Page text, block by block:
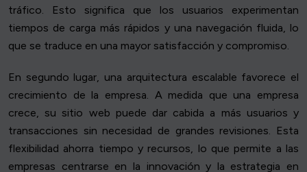
tráfico. Esto significa que los usuarios experimentan
tiempos de carga más rápidos y una navegación fluida, lo
que se traduce en una mayor satisfacción y compromiso.
En segundo lugar, una arquitectura escalable favorece el
crecimiento de la empresa. A medida que una empresa
crece, su sitio web puede dar cabida a más usuarios y
transacciones sin necesidad de grandes revisiones. Esta
flexibilidad ahorra tiempo y recursos, lo que permite a las
empresas centrarse en la innovación y la estrategia en